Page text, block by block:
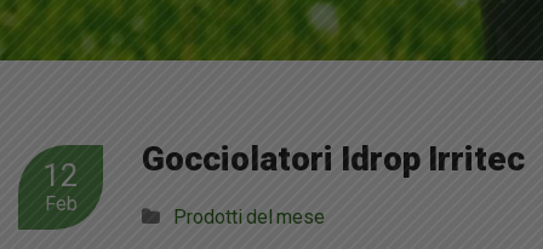
12
Feb
Gocciolatori Idrop Irritec
Prodotti del mese